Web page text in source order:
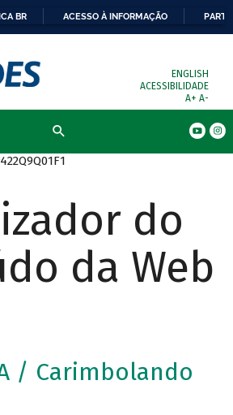
BR ACESSO À INFORMAÇÃO
ENGLISH
ACESSIBILIDADE
A+ A-
do
da Web
/ Carimbolando